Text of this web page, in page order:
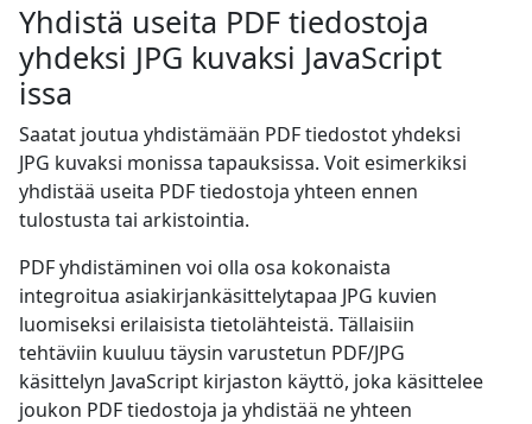
Yhdistä useita PDF tiedostoja
yhdeksi JPG kuvaksi JavaScript
issa
Saatat joutua yhdistämään PDF tiedostot yhdeksi
JPG kuvaksi monissa tapauksissa. Voit esimerkiksi
yhdistää useita PDF tiedostoja yhteen ennen
tulostusta tai arkistointia.
PDF yhdistäminen voi olla osa kokonaista
integroitua asiakirjankäsittelytapaa JPG kuvien
luomiseksi erilaisista tietolähteistä. Tällaisiin
tehtäviin kuuluu täysin varustetun PDF/JPG
käsittelyn JavaScript kirjaston käyttö, joka käsittelee
joukon PDF tiedostoja ja yhdistää ne yhteen